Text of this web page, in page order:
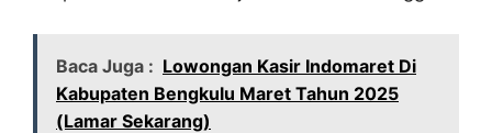
Baca Juga : Lowongan Kasir Indomaret Di
Kabupaten Bengkulu Maret Tahun 2025
(Lamar Sekarang)